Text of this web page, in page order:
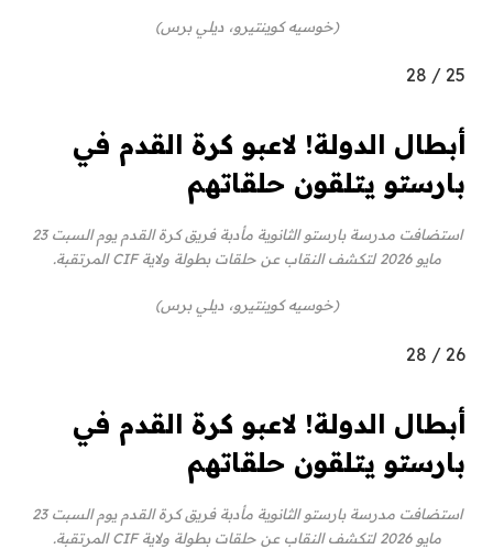
(خوسيه كوينتيرو، ديلي برس)
25
/
28
أبطال الدولة! لاعبو كرة القدم في
بارستو يتلقون حلقاتهم
استضافت مدرسة بارستو الثانوية مأدبة فريق كرة القدم يوم السبت 23
مايو 2026 لتكشف النقاب عن حلقات بطولة ولاية CIF المرتقبة.
(خوسيه كوينتيرو، ديلي برس)
26
/
28
أبطال الدولة! لاعبو كرة القدم في
بارستو يتلقون حلقاتهم
استضافت مدرسة بارستو الثانوية مأدبة فريق كرة القدم يوم السبت 23
مايو 2026 لتكشف النقاب عن حلقات بطولة ولاية CIF المرتقبة.